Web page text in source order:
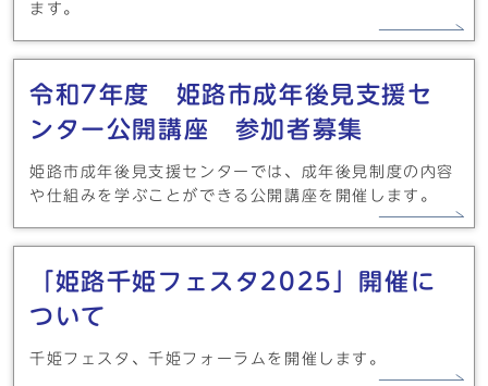
ます。
令和7年度 姫路市成年後見支援セ
ンター公開講座 参加者募集
姫路市成年後見支援センターでは、成年後見制度の内容
や仕組みを学ぶことができる公開講座を開催します。
「姫路千姫フェスタ2025」開催に
ついて
千姫フェスタ、千姫フォーラムを開催します。